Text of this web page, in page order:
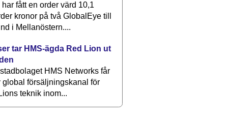
fått en order värd 10,1
kronor på två GlobalEye till
i Mellanöstern....
tar HMS-ägda Red Lion ut
HMS Networks får
global försäljningskanal för
teknik inom...